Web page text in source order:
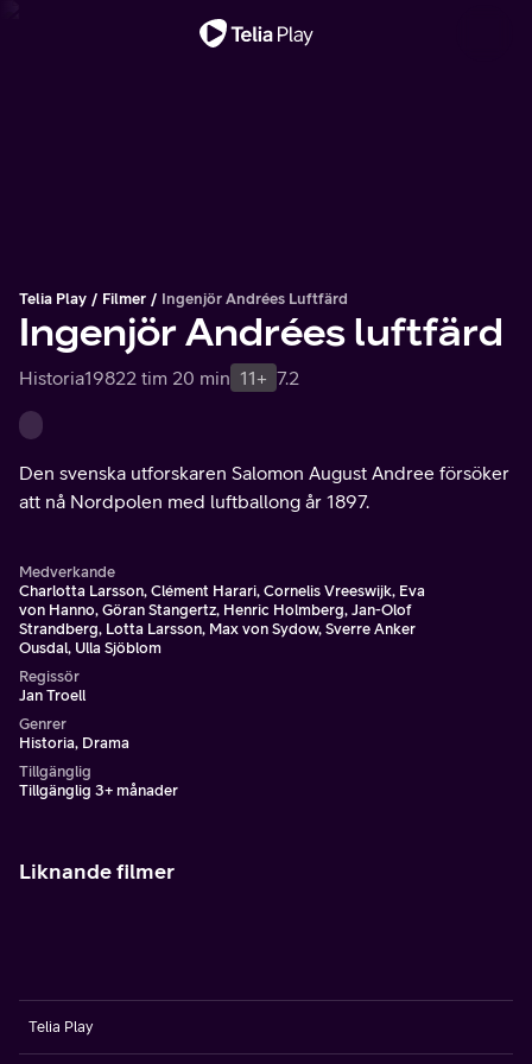
Telia Play Filmer Ingenjör Andrées Luftfärd
Ingenjör Andrées luftfärd
Historia19822 tim 20 min 11+ 7.2
Den svenska utforskaren Salomon August Andree försöker
att nå Nordpolen med luftballong år 1897.
Medverkande
Charlotta Larsson, Clément Harari, Cornelis Vreeswijk, Eva
von Hanno, Göran Stangertz, Henric Holmberg, Jan-Olof
Strandberg, Lotta Larsson, Max von Sydow, Sverre Anker
Ousdal, Ulla Sjöblom
Regissör
Jan Troell
Genrer
Historia, Drama
Tillgänglig
Tillgänglig 3+ månader
Liknande filmer
Telia Play